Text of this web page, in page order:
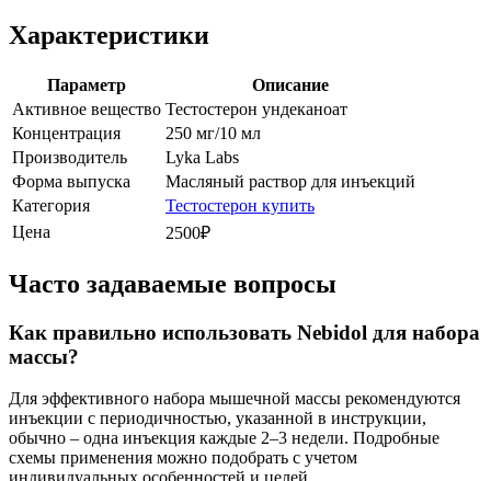
Характеристики
Параметр
Описание
Активное вещество Тестостерон ундеканоат
Концентрация
250 мг/10 мл
Производитель
Lyka Labs
Форма выпуска
Масляный раствор для инъекций
Категория
Тестостерон купить
Цена
2500₽
Часто задаваемые вопросы
Как правильно использовать Nebidol для набора
массы?
Для эффективного набора мышечной массы рекомендуются
инъекции с периодичностью, указанной в инструкции,
обычно – одна инъекция каждые 2–3 недели. Подробные
схемы применения можно подобрать с учетом